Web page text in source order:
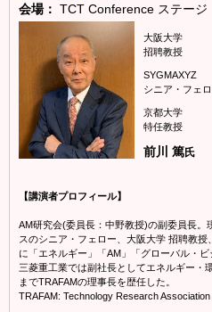
会場： TCT Conference ステージ
大阪大学
招聘教授
SYGMAXYZ
シニア・フェ
京都大学
特任教授
前川 篤氏
【講演者プロフィール】
AM研究会(委員長：中野教授)の副委員長。
スのシニア・フェロー、大阪大学 招聘教
に「エネルギー」「AM」「グローバル・
三菱重工業では副社長としてエネルギー・
までTRAFAMの理事長を歴任した。
TRAFAM: Technology Research